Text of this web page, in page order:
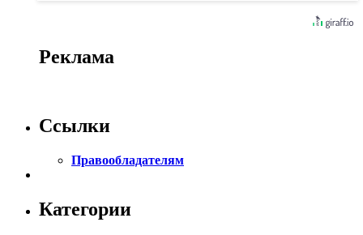
Реклама
Ссылки
Правообладателям
Категории